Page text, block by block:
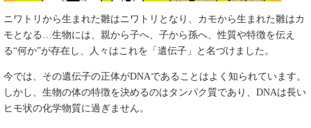
ニワトリから生まれた雛はニワトリとなり、カモから生まれた雛はカ
モとなる…生物には、親から子へ、子から孫へ、性質や特徴を伝え
る“何か”が存在し、人々はこれを「遺伝子」と名づけました。
今では、その遺伝子の正体がDNAであることはよく知られています。
しかし、生物の体の特徴を決めるのはタンパク質であり、DNAは長い
ヒモ状の化学物質に過ぎません。